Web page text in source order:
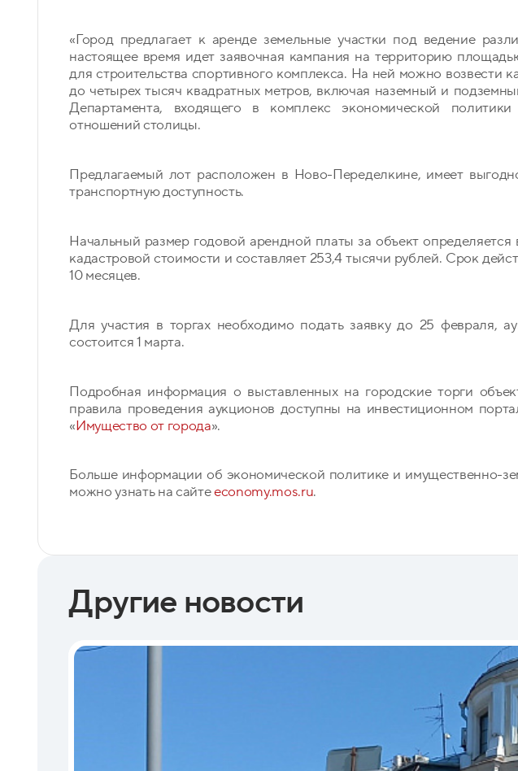
«Город предлагает к аренде земельные участки под ведение
настоящее время идет заявочная кампания на территорию
для строительства спортивного комплекса. На ней можно возвести
до четырех тысяч квадратных метров, включая наземный и
Департамента, входящего в комплекс экономической
отношений столицы.
Предлагаемый лот расположен в Ново-Переделкине, имеет
транспортную доступность.
Начальный размер годовой арендной платы за объект определяется
кадастровой стоимости и составляет 253,4 тысячи рублей. Срок
10 месяцев.
Для участия в торгах необходимо подать заявку до 25 февраля,
состоится 1 марта.
Подробная информация о выставленных на городские торги
правила проведения аукционов доступны на инвестиционном
«Имущество от города».
Больше информации об экономической политике и имущественно-
можно узнать на сайтеeconomy.mos.ru.
Другие новости